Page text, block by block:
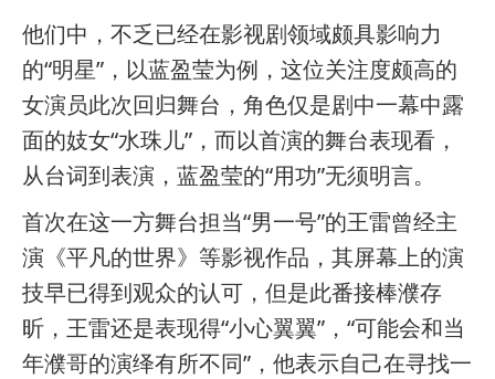
他们中，不乏已经在影视剧领域颇具影响力
的“明星”，以蓝盈莹为例，这位关注度颇高的
女演员此次回归舞台，角色仅是剧中一幕中露
面的妓女“水珠儿”，而以首演的舞台表现看，
从台词到表演，蓝盈莹的“用功”无须明言。
首次在这一方舞台担当“男一号”的王雷曾经主
演《平凡的世界》等影视作品，其屏幕上的演
技早已得到观众的认可，但是此番接棒濮存
昕，王雷还是表现得“小心翼翼”，“可能会和当
年濮哥的演绎有所不同”，他表示自己在寻找一